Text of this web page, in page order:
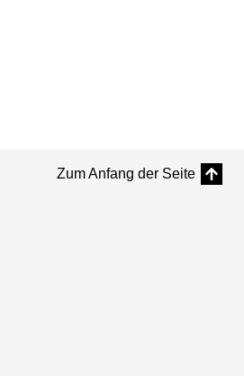
Zum Anfang der Seite